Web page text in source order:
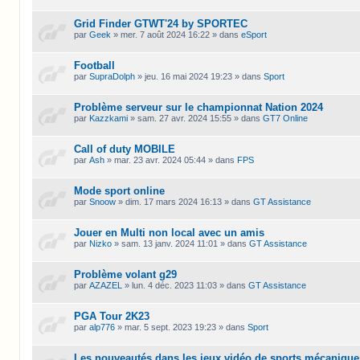
Grid Finder GTWT'24 by SPORTEC
parGeek »mer. 7 août 2024 16:22 » danseSport
Football
parSupraDolph »jeu. 16 mai 2024 19:23 » dansSport
Problème serveur sur le championnat Nation 2024
par Kazzkami »sam. 27 avr. 2024 15:55 » dansGT7 Online
Call of duty MOBILE
parAsh »mar. 23 avr. 2024 05:44 » dans FPS
Mode sport online
parSnoow »dim. 17 mars 2024 16:13 » dansGT Assistance
Jouer en Multi non local avec un amis
par Nizko »sam. 13 janv. 2024 11:01 » dansGT Assistance
Problème volant g29
parAZAZEL » lun. 4 déc. 2023 11:03 » dansGT Assistance
PGA Tour 2K23
paralp776 »mar. 5 sept. 2023 19:23 » dansSport